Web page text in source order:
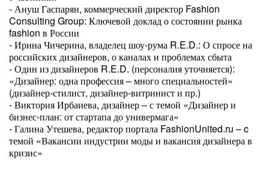
- Ануш Гаспарян, коммерческий директор Fashion
Consulting Group: Ключевой доклад о состоянии рынка
fashion в России
- Ирина Чичерина, владелец шоу-рума R.E.D.: О спросе на
российских дизайнеров, о каналах и проблемах сбыта
- Один из дизайнеров R.E.D. (персоналия уточняется):
«Дизайнер: одна профессия – много специальностей»
(дизайнер-стилист, дизайнер-витринист и пр.)
- Виктория Ирбаиева, дизайнер – с темой «Дизайнер и
бизнес-план: от стартапа до универмага»
- Галина Утешева, редактор портала FashionUnited.ru – c
темой «Вакансии индустрии моды и вакансия дизайнера в
кризис»